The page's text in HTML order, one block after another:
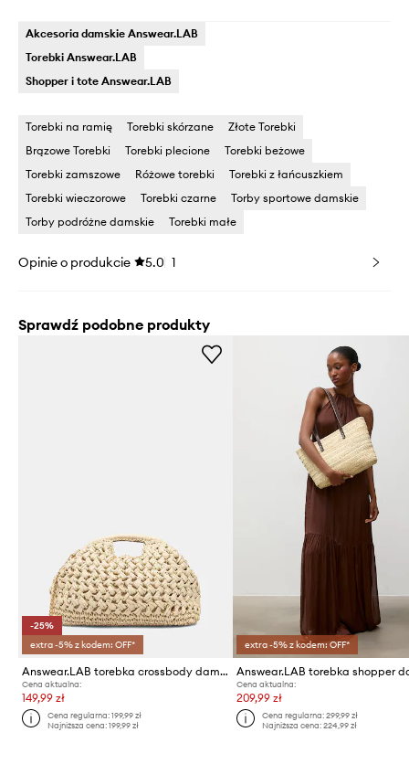
Akcesoria damskie Answear.LAB
Torebki Answear.LAB
Shopper i tote Answear.LAB
Torebki na ramię Torebki skórzane
Złote Torebki
Brązowe Torebki
Torebki plecione
Torebki beżowe
Torebki zamszowe
Różowe torebki
Torebki z łańcuszkiem
Torebki wieczorowe
Torebki czarne
Torby sportowe damskie
Torby podróżne damskie
Torebki małe
Opinie o produkcie 5.0 1
Sprawdź podobne produkty
-25%
extra -5% z kodem: OFF*
Answear.LAB torebka crossbody damska
Cena aktualna:
149,99 zł
Cena regularna:199,99 zł
Najniższa cena:199,99 zł
extra -5% z kodem: OFF*
Cena aktualna:
209,99 zł
Cena regularna: 299,99 zł
Najniższa cena: 224,99 zł